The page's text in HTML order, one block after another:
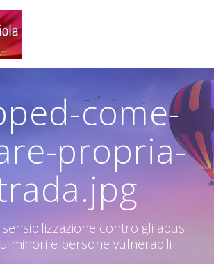
come-
propria-
sensibilizzazione contro gli abusi
minori e persone vulnerabili